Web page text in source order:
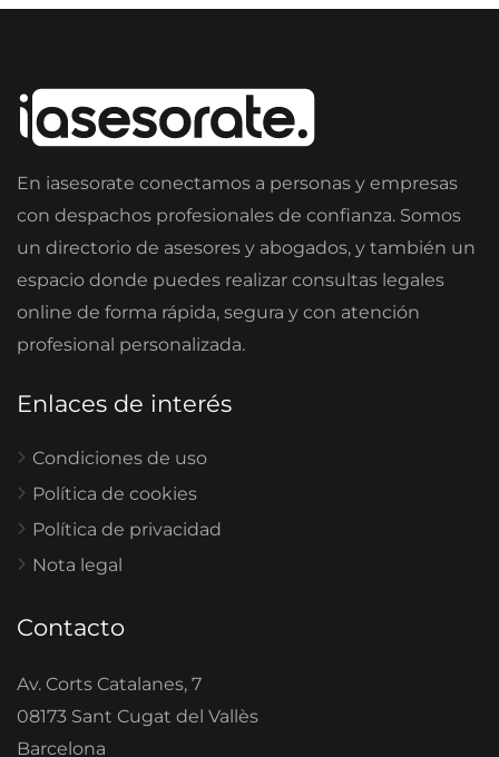
En iasesorate conectamos a personas y empresas
con despachos profesionales de confianza. Somos
un directorio de asesores y abogados, y también un
espacio donde puedes realizar consultas legales
online de forma rápida, segura y con atención
profesional personalizada.
Enlaces de interés
Condiciones de uso
Política de cookies
Política de privacidad
Nota legal
Contacto
Av. Corts Catalanes, 7
08173 Sant Cugat del Vallès
Barcelona